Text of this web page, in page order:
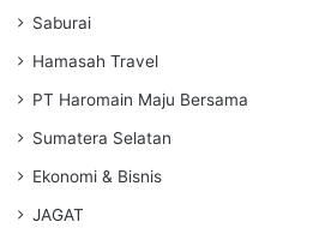
Saburai
Hamasah Travel
PT Haromain Maju Bersama
Sumatera Selatan
Ekonomi & Bisnis
JAGAT